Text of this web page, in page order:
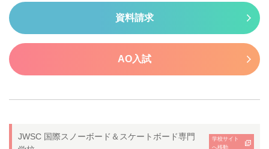
資料請求
AO入試
JWSC 国際スノーボード＆スケートボード専門
学校サイト
へ移動